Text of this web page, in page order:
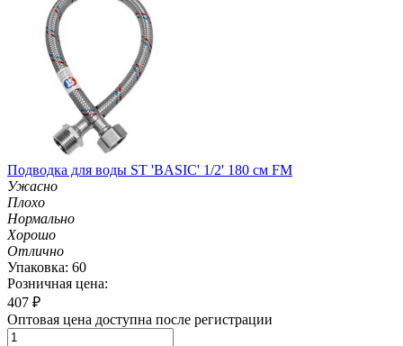
Подводка для воды ST 'BASIC' 1/2' 180 см FM
Ужасно
Плохо
Нормально
Хорошо
Отлично
Упаковка: 60
Розничная цена:
407 ₽
Оптовая цена доступна после регистрации